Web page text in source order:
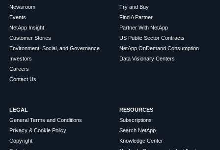
Newsroom
Events
NetApp Insight
Customer Stories
Environment, Social, and Governance
Investors
Careers
Contact Us
Try and Buy
Find A Partner
Partner With NetApp
US Public Sector Contracts
NetApp OnDemand Consumption
Data Visionary Centers
LEGAL
General Terms and Conditions
Privacy & Cookie Policy
Copyright
RESOURCES
Subscriptions
Search NetApp
Knowledge Center